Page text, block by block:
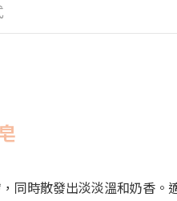
同時散發出淡淡溫和奶香。